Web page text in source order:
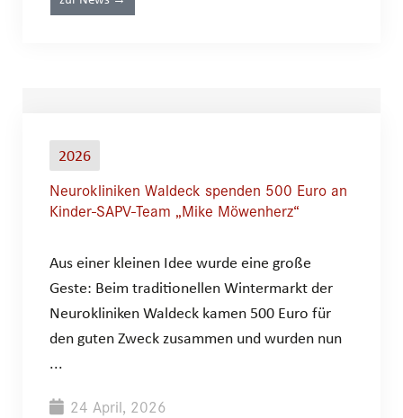
2026
Neurokliniken Waldeck spenden 500 Euro an
Kinder-SAPV-Team „Mike Möwenherz“
Aus einer kleinen Idee wurde eine große
Geste: Beim traditionellen Wintermarkt der
Neurokliniken Waldeck kamen 500 Euro für
den guten Zweck zusammen und wurden nun
...
24 April, 2026